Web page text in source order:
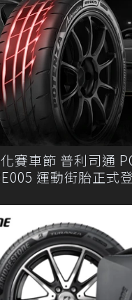
賽車節 普利司通
運動街胎正式